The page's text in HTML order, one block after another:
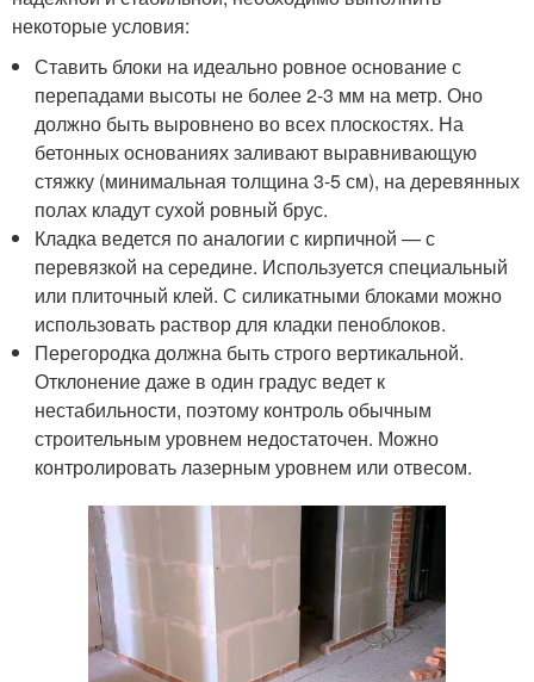
некоторые условия:
Ставить блоки на идеально ровное основание с
перепадами высоты не более 2-3 мм на метр. Оно
должно быть выровнено во всех плоскостях. На
бетонных основаниях заливают выравнивающую
стяжку (минимальная толщина 3-5 см), на деревянных
полах кладут сухой ровный брус.
Кладка ведется по аналогии с кирпичной — с
перевязкой на середине. Используется специальный
или плиточный клей. С силикатными блоками можно
использовать раствор для кладки пеноблоков.
Перегородка должна быть строго вертикальной.
Отклонение даже в один градус ведет к
нестабильности, поэтому контроль обычным
строительным уровнем недостаточен. Можно
контролировать лазерным уровнем или отвесом.